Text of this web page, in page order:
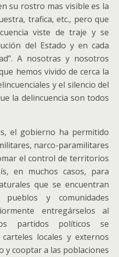
su rostro mas visible es la
trafica, etc., pero que
viste de traje y se
del Estado y en cada
A nosotras y nosotros
hemos vivido de cerca la
y el silencio del
la delincuencia son todos
el gobierno ha permitido
narco-paramilitares
el control de territorios
en muchos casos, para
que se encuentran
y comunidades
entregárselos al
partidos políticos se
locales y externos
cooptar a las poblaciones